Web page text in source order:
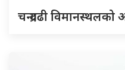
चन्द्रगढी